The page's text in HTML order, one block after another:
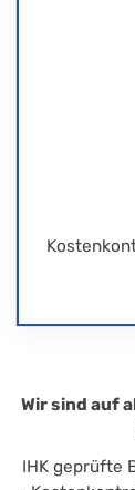
Wir sind auf
IHK geprüfte